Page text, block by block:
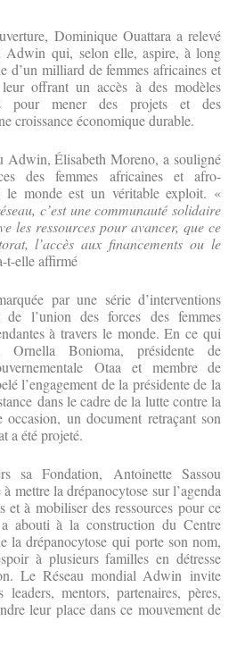
Dominique Ouattara a relevé
Adwin qui, selon elle, aspire, à long
d’un milliard de femmes africaines et
leur offrant un accès à des modèles
pour mener des projets et des
croissance économique durable.
Adwin, Élisabeth Moreno, a souligné
des femmes africaines et afro-
le monde est un véritable exploit. «
c’est une communauté solidaire
les ressources pour avancer, que ce
l’accès aux financements ou le
t-elle affirmé
par une série d’interventions
de l’union des forces des femmes
à travers le monde. En ce qui
Ornella Bonioma, présidente de
Otaa et membre de
l’engagement de la présidente de la
dans le cadre de la lutte contre la
occasion, un document retraçant son
a été projeté.
sa Fondation, Antoinette Sassou
mettre la drépanocytose sur l’agenda
et à mobiliser des ressources pour ce
abouti à la construction du Centre
la drépanocytose qui porte son nom,
à plusieurs familles en détresse
Le Réseau mondial Adwin invite
leaders, mentors, partenaires, pères,
leur place dans ce mouvement de